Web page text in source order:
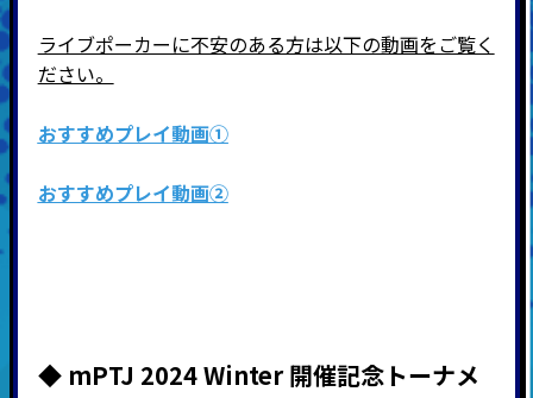
ライブポーカーに不安のある方は以下の動画をご覧く
ださい。
おすすめプレイ動画①
おすすめプレイ動画②
◆ mPTJ 2024 Winter 開催記念トーナメ